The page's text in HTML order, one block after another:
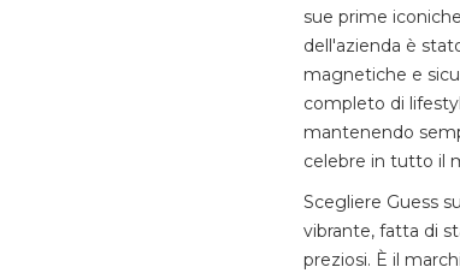
sue prime
dell'azienda è
magnetiche e
completo di
mantenendo
celebre in tutto il
Scegliere Guess
vibrante, fatta di
preziosi. È il